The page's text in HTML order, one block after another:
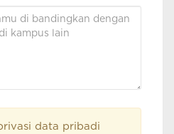
data pribadi